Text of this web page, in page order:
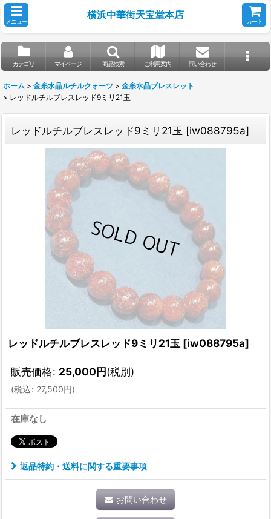
メニュー
横浜中華街天宝堂本店
カート
カテゴリ マイページ 商品検索 ご利用案内 問い合わせ
ホーム > 金糸水晶ルチルクォーツ > 金糸水晶ブレスレット
> レッドルチルブレスレッド9ミリ21玉
レッドルチルブレスレッド9ミリ21玉 [iw088795a]
レッドルチルブレスレッド9ミリ21玉 [iw088795a]
販売価格: 25,000円(税別)
(税込: 27,500円)
在庫なし
返品特約・送料に関する重要事項
お問い合わせ